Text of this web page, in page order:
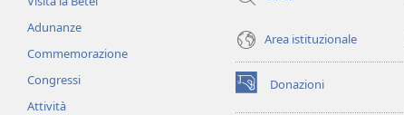
Adunanze
Commemorazione
Congressi
Attività
Area istituzionale
Donazioni
(apre
una